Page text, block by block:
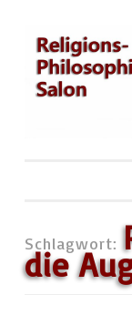
Zum
Inhalt
springen
Schlagwort:
die